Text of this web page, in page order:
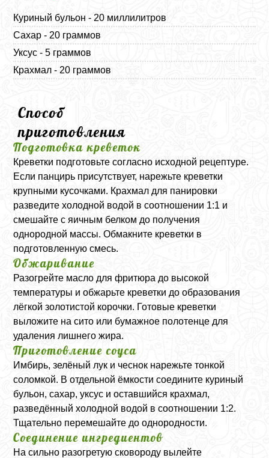
Куриный бульон - 20 миллилитров
Сахар - 20 граммов
Уксус - 5 граммов
Крахмал - 20 граммов
Способ
приготовления
Подготовка креветок
Креветки подготовьте согласно исходной рецептуре.
Если панцирь присутствует, нарежьте креветки
крупными кусочками. Крахмал для панировки
разведите холодной водой в соотношении 1:1 и
смешайте с яичным белком до получения
однородной массы. Обмакните креветки в
подготовленную смесь.
Обжаривание
Разогрейте масло для фритюра до высокой
температуры и обжарьте креветки до образования
лёгкой золотистой корочки. Готовые креветки
выложите на сито или бумажное полотенце для
удаления лишнего жира.
Приготовление соуса
Имбирь, зелёный лук и чеснок нарежьте тонкой
соломкой. В отдельной ёмкости соедините куриный
бульон, сахар, уксус и оставшийся крахмал,
разведённый холодной водой в соотношении 1:2.
Тщательно перемешайте до однородности.
Соединение ингредиентов
На сильно разогретую сковороду вылейте